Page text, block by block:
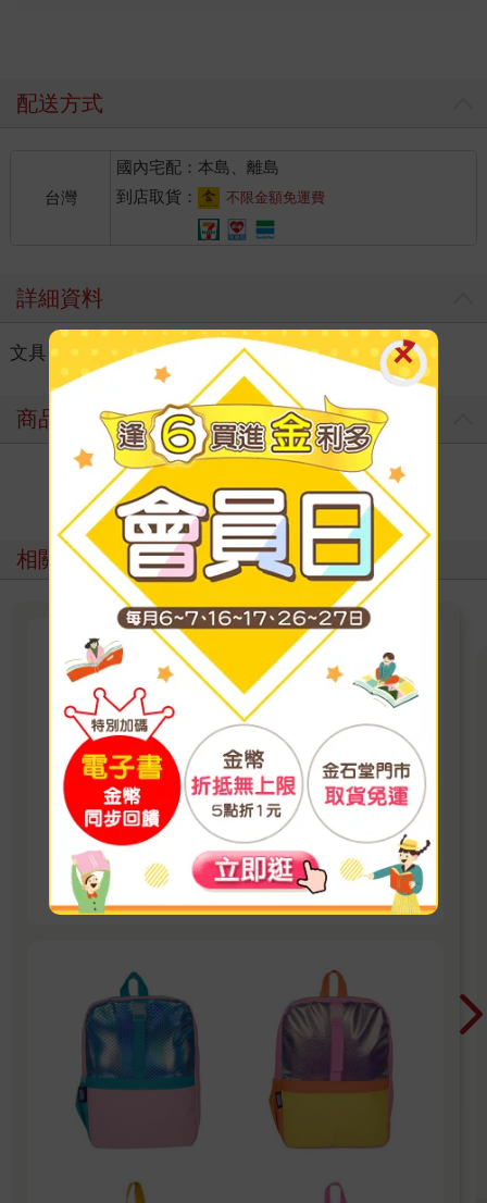
配送方式
台灣
國內宅配：本島、離島
到店取貨：
不限金額免運費
詳細資料
文具 ＞ 學習用品 修正用品 ＞ 按鍵式橡皮擦
商品評價
相關主題
【開學了！書包買對了嗎？】國
小中高年級書包
升上四年級後，身高已有變化，此時會更換新書
包適用身高與課本的選擇。由於科目與學用品變
多，容量需求增大，須注意人體工學護脊、透
氣、容量：NOHOO諾狐４～６年級的書包可以
滿足需求，若家裡有喜歡卡通IP又看重交通安全
的爸媽，可以選【IMPACT】怡寶系列，有夢可
夢及安全反光條的設計！🎉金石堂開學季！教你
一站購足！
看更多